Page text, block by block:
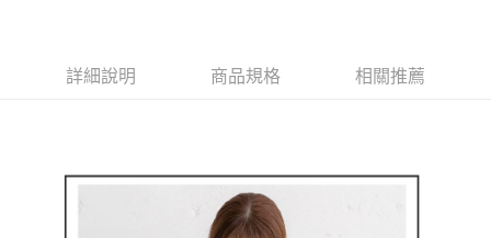
３．安心：先確認商品／服務後，再付款。
３．收到繳費通知簡訊後14天內，點擊此簡訊中的連結，可透過四大超商／
ATM／網路銀行／等多元方式進行付款，方視為交易完成。
※ 請注意：結帳手續完成當下不需立刻繳費，但若您需要取消訂單，請聯絡
全家取貨付款
每筆NT$80，滿NT$2,000(含以上)免運費
詳細說明 商品規格 相關推薦